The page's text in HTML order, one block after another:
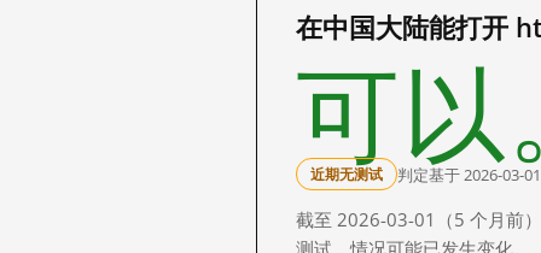
在中国大陆能打开
可以
近期无测试 判定基于 2026-03-
截至 2026-03-01（5 个月前
测试，情况可能已发生变化。